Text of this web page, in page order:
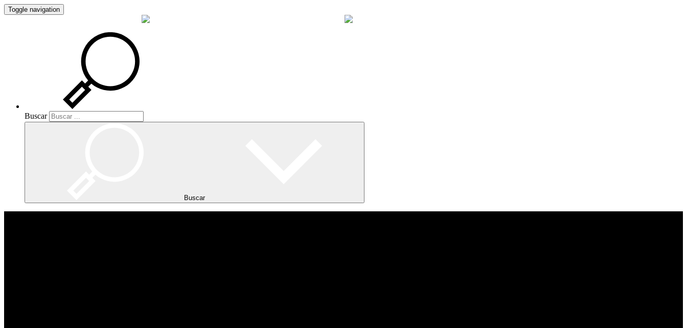
Toggle navigation
Buscar
Buscar